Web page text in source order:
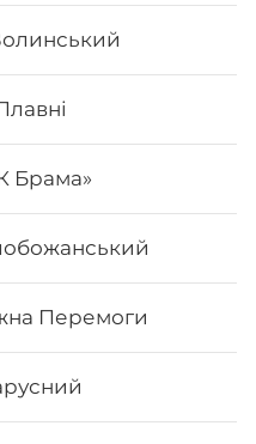
Брама»
Перемоги